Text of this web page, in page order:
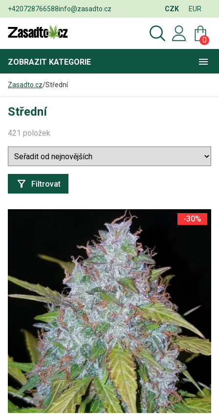
+420728766588info@zasadto.cz CZK EUR
0
ZOBRAZIT KATEGORIE
Zasadto.cz/Střední
Střední
421 položek
Filtrovat
-30%